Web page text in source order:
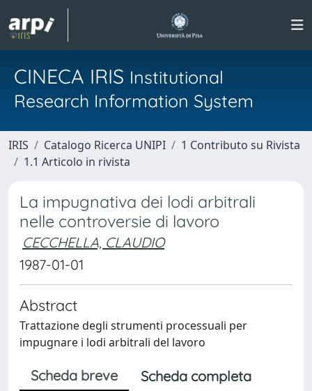
CINECA IRIS Institutional
Research Information System
IRIS Catalogo Ricerca UNIPI
1 Contributo su Rivista
1.1 Articolo in rivista
La impugnativa dei lodi arbitrali
nelle controversie di lavoro
CECCHELLA, CLAUDIO
1987-01-01
Abstract
Trattazione degli strumenti processuali per
impugnare i lodi arbitrali del lavoro
Scheda breve
Scheda completa